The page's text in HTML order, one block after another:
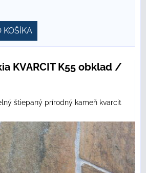
KVARCIT K55 obklad /
štiepaný prírodný kameň kvarcit